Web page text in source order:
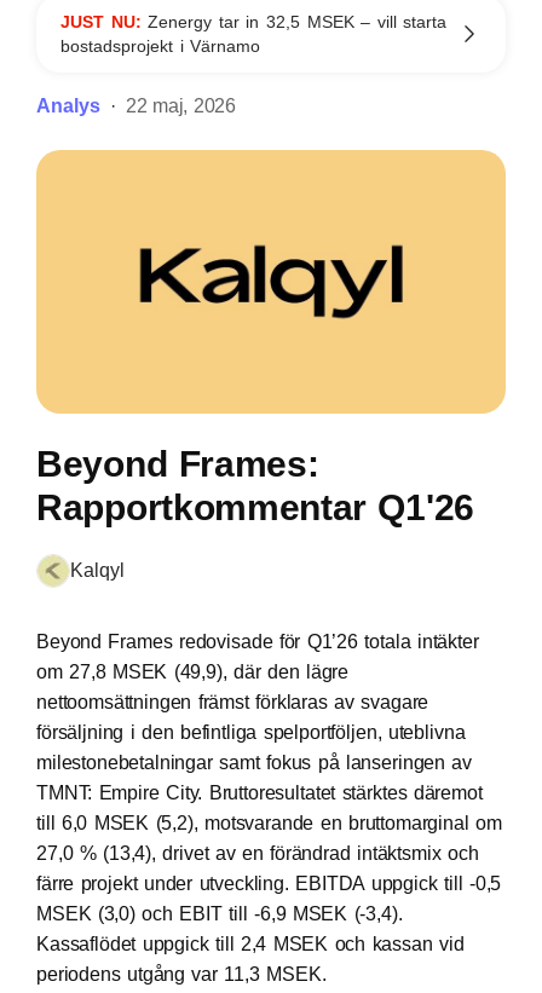
JUST NU:Zenergy tar in 32,5 MSEK – vill starta
bostadsprojekt i Värnamo
Analys 22 maj, 2026
Beyond Frames:
Rapportkommentar Q1'26
Kalqyl
Beyond Frames redovisade för Q1’26 totala intäkter
om 27,8 MSEK (49,9), där den lägre
nettoomsättningen främst förklaras av svagare
försäljning i den befintliga spelportföljen, uteblivna
milestonebetalningar samt fokus på lanseringen av
TMNT: Empire City. Bruttoresultatet stärktes däremot
till 6,0 MSEK (5,2), motsvarande en bruttomarginal om
27,0 % (13,4), drivet av en förändrad intäktsmix och
färre projekt under utveckling. EBITDA uppgick till -0,5
MSEK (3,0) och EBIT till -6,9 MSEK (-3,4).
Kassaflödet uppgick till 2,4 MSEK och kassan vid
periodens utgång var 11,3 MSEK.